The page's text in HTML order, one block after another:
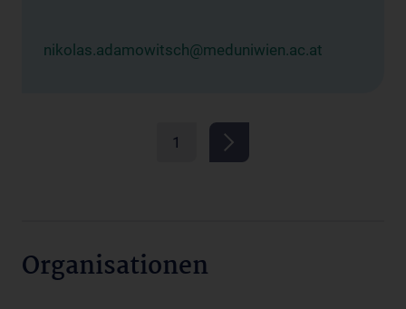
nikolas.adamowitsch@meduniwien.ac.at
1
Organisationen